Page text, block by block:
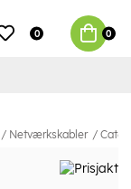
0 0
Netværkskabler Cat6